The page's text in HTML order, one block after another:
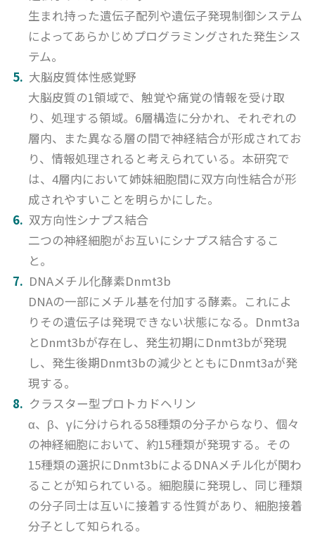
生まれ持った遺伝子配列や遺伝子発現制御システム
によってあらかじめプログラミングされた発生シス
テム。
大脳皮質体性感覚野
大脳皮質の1領域で、触覚や痛覚の情報を受け取
り、処理する領域。6層構造に分かれ、それぞれの
層内、また異なる層の間で神経結合が形成されてお
り、情報処理されると考えられている。本研究で
は、4層内において姉妹細胞間に双方向性結合が形
成されやすいことを明らかにした。
双方向性シナプス結合
二つの神経細胞がお互いにシナプス結合するこ
と。
DNAメチル化酵素Dnmt3b
DNAの一部にメチル基を付加する酵素。これによ
りその遺伝子は発現できない状態になる。Dnmt3a
とDnmt3bが存在し、発生初期にDnmt3bが発現
し、発生後期Dnmt3bの減少とともにDnmt3aが発
現する。
クラスター型プロトカドヘリン
α、β、γに分けられる58種類の分子からなり、個々
の神経細胞において、約15種類が発現する。その
15種類の選択にDnmt3bによるDNAメチル化が関わ
ることが知られている。細胞膜に発現し、同じ種類
の分子同士は互いに接着する性質があり、細胞接着
分子として知られる。